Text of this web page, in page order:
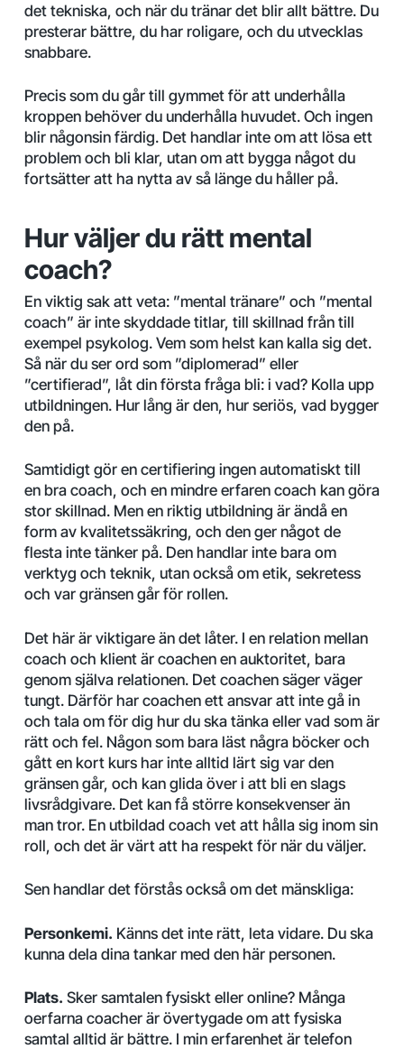
det tekniska, och när du tränar det blir allt bättre. Du
presterar bättre, du har roligare, och du utvecklas
snabbare.
Precis som du går till gymmet för att underhålla
kroppen behöver du underhålla huvudet. Och ingen
blir någonsin färdig. Det handlar inte om att lösa ett
problem och bli klar, utan om att bygga något du
fortsätter att ha nytta av så länge du håller på.
Hur väljer du rätt mental
coach?
En viktig sak att veta: ”mental tränare” och ”mental
coach” är inte skyddade titlar, till skillnad från till
exempel psykolog. Vem som helst kan kalla sig det.
Så när du ser ord som ”diplomerad” eller
”certifierad”, låt din första fråga bli: i vad? Kolla upp
utbildningen. Hur lång är den, hur seriös, vad bygger
den på.
Samtidigt gör en certifiering ingen automatiskt till
en bra coach, och en mindre erfaren coach kan göra
stor skillnad. Men en riktig utbildning är ändå en
form av kvalitetssäkring, och den ger något de
flesta inte tänker på. Den handlar inte bara om
verktyg och teknik, utan också om etik, sekretess
och var gränsen går för rollen.
Det här är viktigare än det låter. I en relation mellan
coach och klient är coachen en auktoritet, bara
genom själva relationen. Det coachen säger väger
tungt. Därför har coachen ett ansvar att inte gå in
och tala om för dig hur du ska tänka eller vad som är
rätt och fel. Någon som bara läst några böcker och
gått en kort kurs har inte alltid lärt sig var den
gränsen går, och kan glida över i att bli en slags
livsrådgivare. Det kan få större konsekvenser än
man tror. En utbildad coach vet att hålla sig inom sin
roll, och det är värt att ha respekt för när du väljer.
Sen handlar det förstås också om det mänskliga:
Personkemi. Känns det inte rätt, leta vidare. Du ska
kunna dela dina tankar med den här personen.
Plats. Sker samtalen fysiskt eller online? Många
oerfarna coacher är övertygade om att fysiska
samtal alltid är bättre. I min erfarenhet är telefon